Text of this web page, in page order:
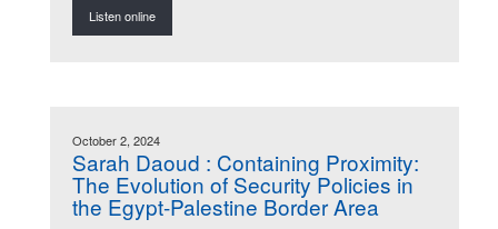
Listen online
October 2, 2024
Sarah Daoud : Containing Proximity:
The Evolution of Security Policies in
the Egypt-Palestine Border Area